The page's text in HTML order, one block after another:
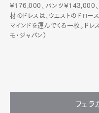
¥176,000、パンツ¥143,000
材のドレスは、ウエストのドロー
マインドを運んでくる一枚。ド
モ・ジャパン）
フェラ